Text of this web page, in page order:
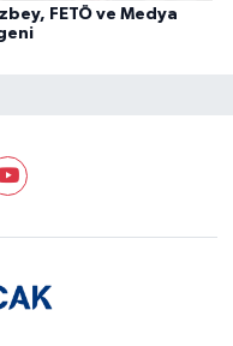
FETÖ ve Medya